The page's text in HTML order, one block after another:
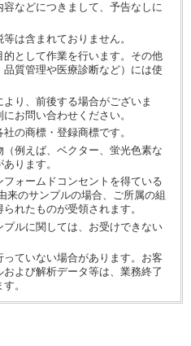
などにつきまして、予告なしに
は含まれておりません。
として作業を行います。その他
質管理や医療診断など）には使
り、前後する場合がございま
お問い合わせください。
の商標・登録商標です。
例えば、ベクター、蛍光色素な
ります。
ォームドコンセントを得ている
来のサンプルの場合、ご所属の組
れたものが受領されます。
ルに関しては、お受けできない
ていない場合があります。お客
よび解析データ等は、業務終了
。